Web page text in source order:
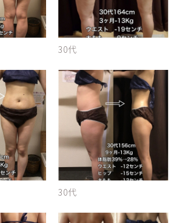
30代
30代